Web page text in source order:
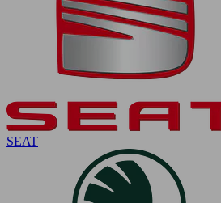
SEAT